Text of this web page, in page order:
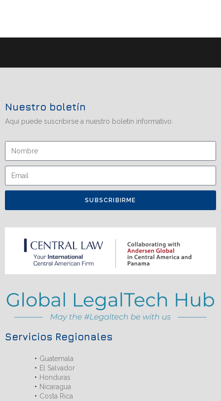
Nuestro boletín
Aquí puede suscribirse a nuestro boletín informativo.
SUBSCRIBIRME
Servicios Regionales
Guatemala
El Salvador
Honduras
Nicaragua
Costa Rica